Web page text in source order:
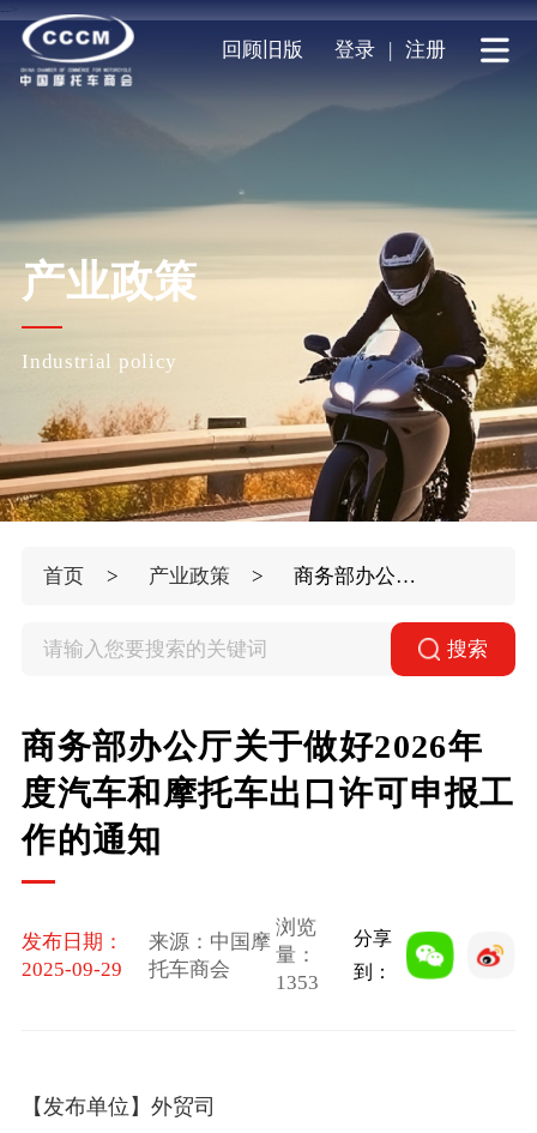
-->
回顾旧版 登录 注册
产业政策
Industrial policy
首页 产业政策 商务部办公厅关于做好2026年度汽车和摩托车出口许可申报工作的通知
搜索
商务部办公厅关于做好2026年
度汽车和摩托车出口许可申报工
作的通知
发布日期：
2025-09-29
来源：中国摩
托车商会
浏览
量：
1353
分享
到：
【发布单位】外贸司